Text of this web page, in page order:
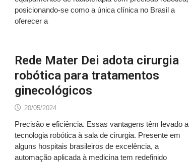
posicionando-se como a única clínica no Brasil a
oferecer a
Rede Mater Dei adota cirurgia
robótica para tratamentos
ginecológicos
20/05/2024
Precisão e eficiência. Essas vantagens têm levado a
tecnologia robótica à sala de cirurgia. Presente em
alguns hospitais brasileiros de excelência, a
automação aplicada à medicina tem redefinido